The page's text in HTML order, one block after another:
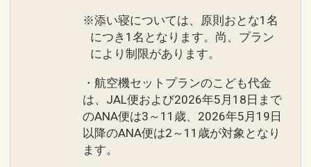
※添い寝については、原則おとな1名
につき1名となります。尚、プラン
により制限があります。
・航空機セットプランのこども代金
は、JAL便および2026年5月18日まで
のANA便は3～11歳、2026年5月19日
以降のANA便は2～11歳が対象となり
ます。